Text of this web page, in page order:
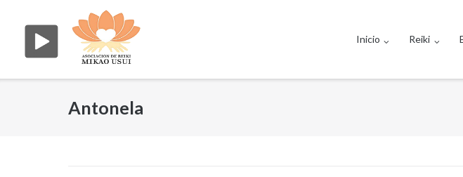
contenido
Inicio Reiki
Antonela